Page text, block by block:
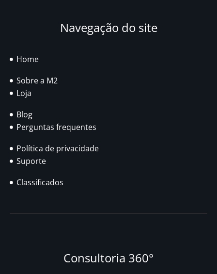
Navegação do site
Home
Sobre a M2
Loja
Blog
Perguntas frequentes
Política de privacidade
Suporte
Classificados
Consultoria 360°